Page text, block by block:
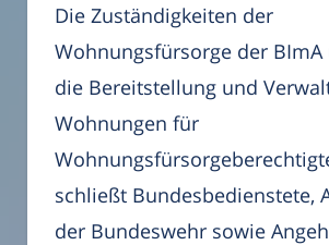
Die Zuständigkeiten der
Wohnungsfürsorge der BImA
die Bereitstellung und
Wohnungen für
schließt Bundesbedienstete,
der Bundeswehr sowie